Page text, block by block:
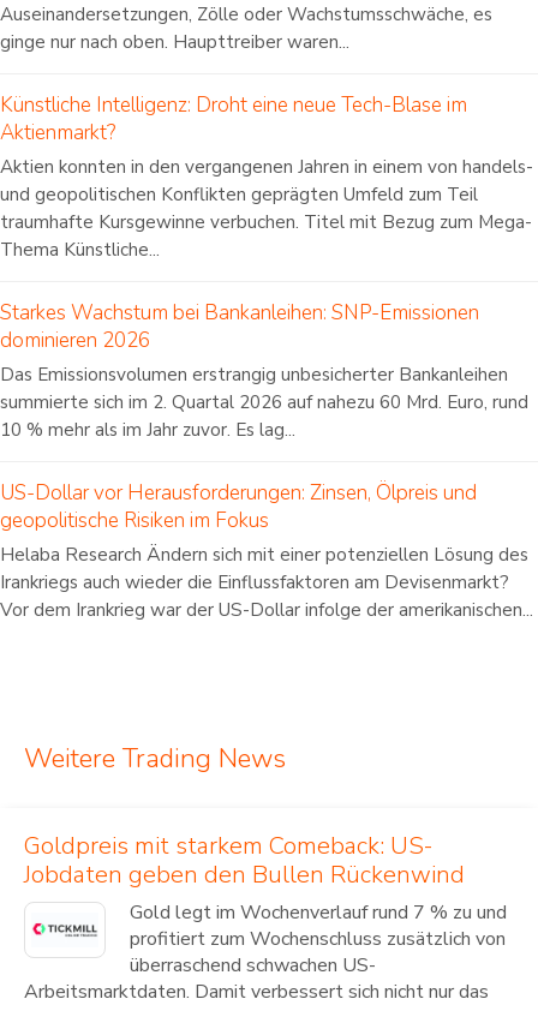
Auseinandersetzungen, Zölle oder Wachstumsschwäche, es
ginge nur nach oben. Haupttreiber waren...
Künstliche Intelligenz: Droht eine neue Tech-Blase im
Aktienmarkt?
Aktien konnten in den vergangenen Jahren in einem von handels-
und geopolitischen Konflikten geprägten Umfeld zum Teil
traumhafte Kursgewinne verbuchen. Titel mit Bezug zum Mega-
Thema Künstliche...
Starkes Wachstum bei Bankanleihen: SNP-Emissionen
dominieren 2026
Das Emissionsvolumen erstrangig unbesicherter Bankanleihen
summierte sich im 2. Quartal 2026 auf nahezu 60 Mrd. Euro, rund
10 % mehr als im Jahr zuvor. Es lag...
US-Dollar vor Herausforderungen: Zinsen, Ölpreis und
geopolitische Risiken im Fokus
Helaba Research Ändern sich mit einer potenziellen Lösung des
Irankriegs auch wieder die Einflussfaktoren am Devisenmarkt?
Vor dem Irankrieg war der US-Dollar infolge der amerikanischen...
Weitere Trading News
Goldpreis mit starkem Comeback: US-
Jobdaten geben den Bullen Rückenwind
Gold legt im Wochenverlauf rund 7 % zu und
profitiert zum Wochenschluss zusätzlich von
überraschend schwachen US-
Arbeitsmarktdaten. Damit verbessert sich nicht nur das